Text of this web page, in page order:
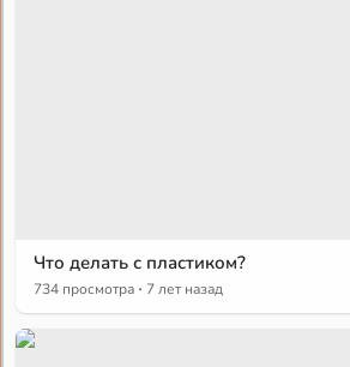
Что делать с пластиком?
734 просмотра · 7 лет назад